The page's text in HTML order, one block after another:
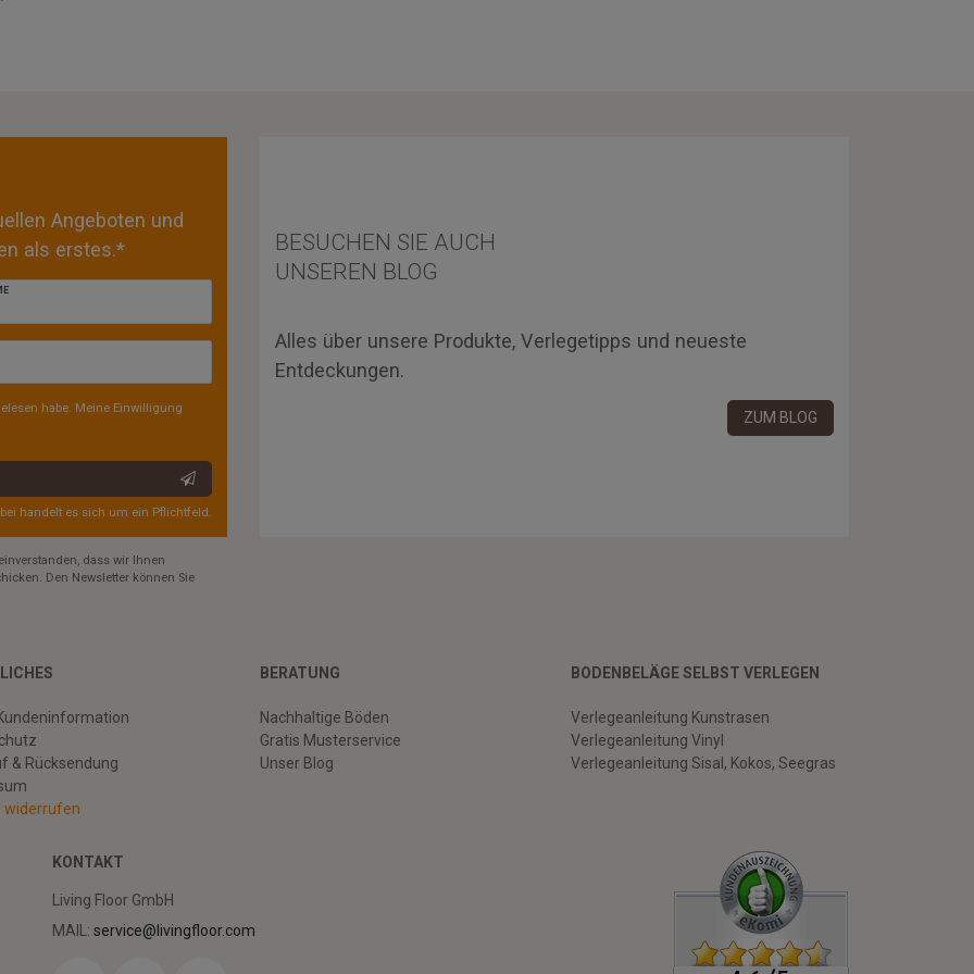
Angeboten und
als erstes.*
habe. Meine Einwilligung
handelt es sich um ein Pflichtfeld.
BESUCHEN SIE AUCH
UNSEREN BLOG
Alles über unsere Produkte, Verlegetipps und neueste
Entdeckungen.
ZUM BLOG
dass wir Ihnen
Den Newsletter können Sie
& Rücksendung
widerrufen
BERATUNG
Nachhaltige Böden
Gratis Musterservice
Unser Blog
BODENBELÄGE SELBST VERLEGEN
Verlegeanleitung Kunstrasen
Verlegeanleitung Vinyl
Verlegeanleitung Sisal, Kokos, Seegras
KONTAKT
Living Floor GmbH
MAIL:service@livingfloor.com